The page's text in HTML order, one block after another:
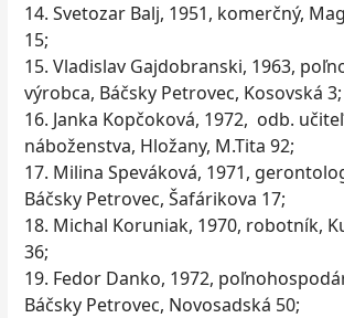
14. Svetozar Balj, 1951, komerčný,
15;
15. Vladislav Gajdobranski, 1963,
výrobca, Báčsky Petrovec, Kosovská 3;
16. Janka Kopčoková, 1972, odb.
náboženstva, Hložany, M.Tita 92;
17. Milina Speváková, 1971,
Báčsky Petrovec, Šafárikova 17;
18. Michal Koruniak, 1970, robotník,
36;
19. Fedor Danko, 1972,
Báčsky Petrovec, Novosadská 50;